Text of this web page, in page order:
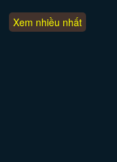
Xem nhiều nhất